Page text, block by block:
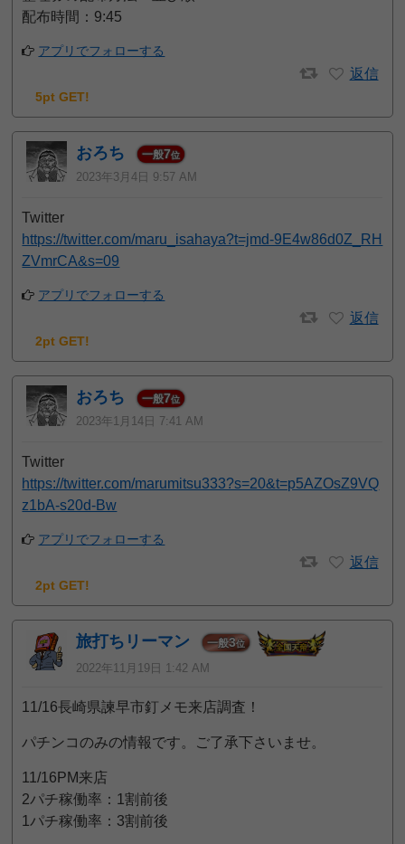
配布時間：9:45
アプリでフォローする
返信
5pt GET!
おろち 一般7位
2023年3月4日 9:57 AM
Twitter
https://twitter.com/maru_isahaya?t=jmd-9E4w86d0Z_RH
ZVmrCA&s=09
アプリでフォローする
返信
2pt GET!
おろち 一般7位
2023年1月14日 7:41 AM
Twitter
https://twitter.com/marumitsu333?s=20&t=p5AZOsZ9VQ
z1bA-s20d-Bw
アプリでフォローする
返信
2pt GET!
旅打ちリーマン 一般3位
2022年11月19日 1:42 AM
11/16長崎県諫早市釘メモ来店調査！
パチンコのみの情報です。ご了承下さいませ。
11/16PM来店
2パチ稼働率：1割前後
1パチ稼働率：3割前後